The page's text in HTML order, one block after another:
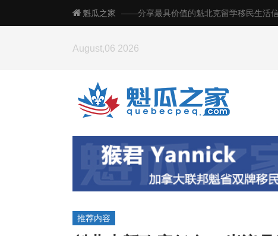
魁瓜之家 ——分享最具价值的魁北克留学移民生活
August,06 2026
推荐内容